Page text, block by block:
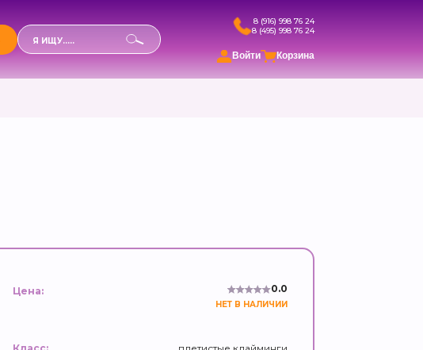
Поиск
товаров
8 (916) 998 76 24
8 (495) 998 76 24
Войти Корзина
Цена: 0.0
НЕТ В НАЛИЧИИ
плетистые клайминги